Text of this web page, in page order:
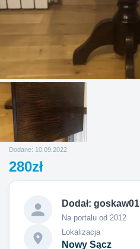
Dodane: 10.09.2022
280zł
Dodał: goskaw01
Na portalu od 2012
Lokalizacja
Nowy Sącz